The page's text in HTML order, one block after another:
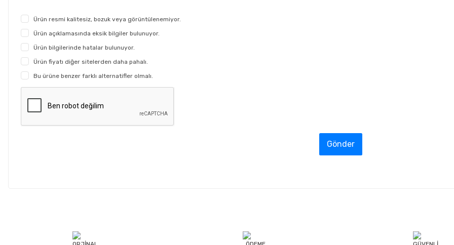
Ürün resmi kalitesiz, bozuk veya görüntülenemiyor.
Ürün açıklamasında eksik bilgiler bulunuyor.
Ürün bilgilerinde hatalar bulunuyor.
Ürün fiyatı diğer sitelerden daha pahalı.
Bu ürüne benzer farklı alternatifler olmalı.
Gönder